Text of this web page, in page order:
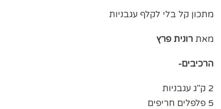
מתכון קל בלי לקלף עגבניות
מאת רונית פרץ
הרכיבים-
2 ק"ג עגבניות
5 פלפלים חריפים